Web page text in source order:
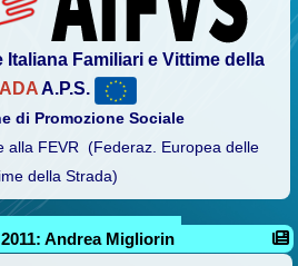
Familiari e Vittime della
A.P.S.
di Promozione Sociale
alla FEVR (Federaz. Europea delle
della Strada)
Andrea Migliorin